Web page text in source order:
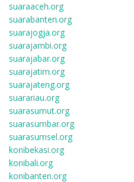
suaraaceh.org
suarabanten.org
suarajogja.org
suarajambi.org
suarajabar.org
suarajatim.org
suarajateng.org
suarariau.org
suarasumut.org
suarasumbar.org
suarasumsel.org
konibekasi.org
konibali.org
konibanten.org